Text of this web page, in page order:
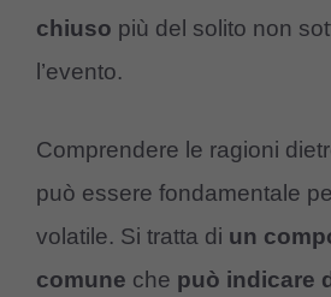
chiuso più del solito non
l’evento.
Comprendere le ragioni
può essere fondamentale
volatile. Si tratta di un
comune che può indicare